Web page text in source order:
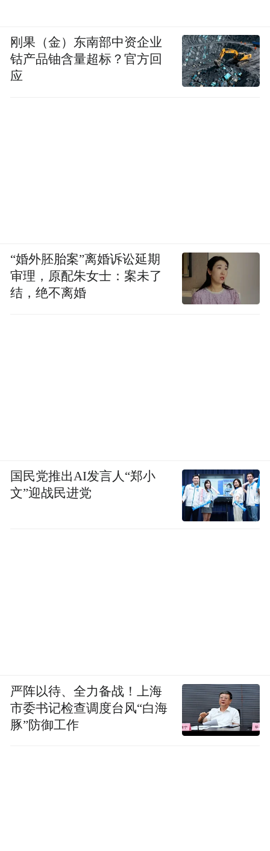
刚果（金）东南部中资企业
钴产品铀含量超标？官方回
应
“婚外胚胎案”离婚诉讼延期
审理，原配朱女士：案未了
结，绝不离婚
国民党推出AI发言人“郑小
文”迎战民进党
严阵以待、全力备战！上海
市委书记检查调度台风“白海
豚”防御工作